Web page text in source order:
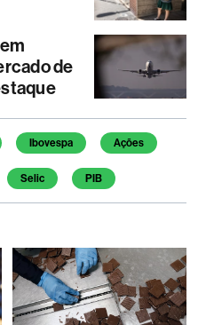
de
Ibovespa Ações
Selic PIB